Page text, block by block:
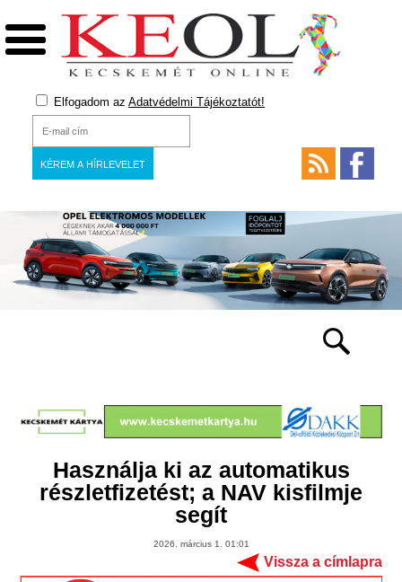
Elfogadom az Adatvédelmi Tájékoztatót!
Használja ki az automatikus
részletfizetést; a NAV kisfilmje
segít
2026. március 1. 01:01
Vissza a címlapra